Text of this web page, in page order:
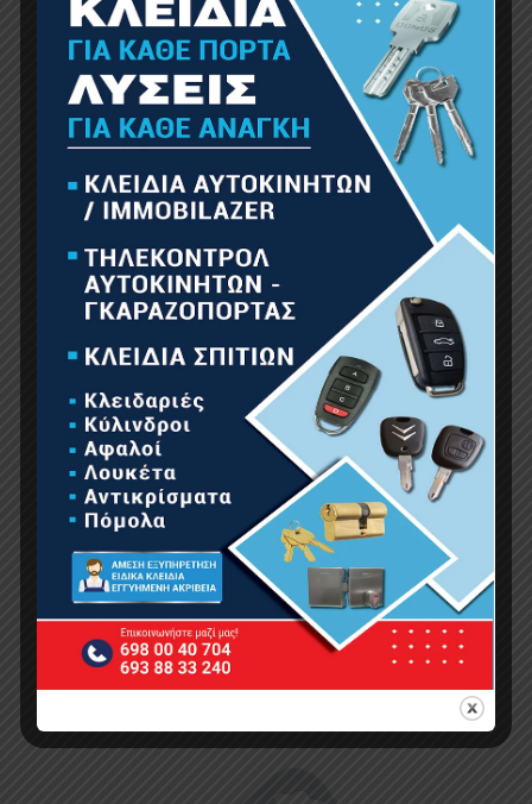
NAKAYAMA PRO NC1035 Μεσινέζα Round
3.50mm-41m
9.00€